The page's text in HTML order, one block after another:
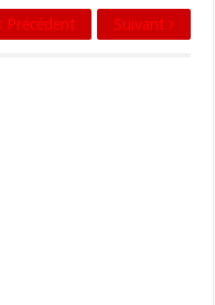
Suivant
Précédent